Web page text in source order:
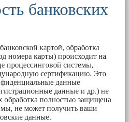
банковских
картой, обработка
номера карты) происходит на
процессинговой системы,
сертификацию. Это
данные
данные и др.) не
обработка полностью защищена
не может получить ваши
данные.